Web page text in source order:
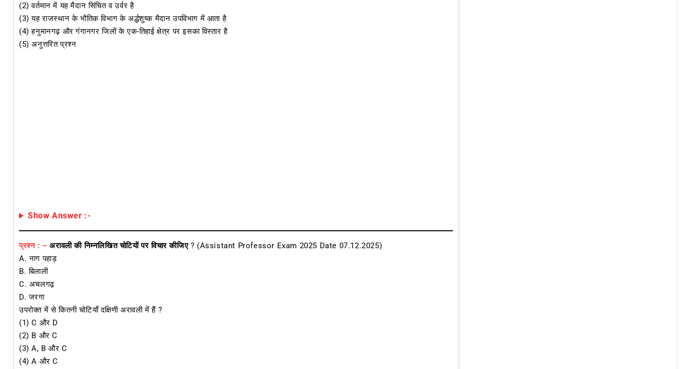
(2) वर्तमान में यह मैदान सिंचित व उर्वर है
(3) यह राजस्थान के भौतिक विभाग के अर्द्धशुष्क मैदान उपविभाग में आता है
(4) हनुमानगढ़ और गंगानगर जिलों के एक-तिहाई क्षेत्र पर इसका विस्तार है
(5) अनुत्तरित प्रश्न
Show Answer :-
प्रश्न : – अरावली की निम्नलिखित चोटियों पर विचार कीजिए? (Assistant Professor Exam 2025 Date 07.12.2025)
A. नाग पहाड़
B. बिलाली
C. अचलगढ़
D. जरगा
उपरोक्त में से कितनी चोटियाँ दक्षिणी अरावली में हैं ?
(1) C और D
(2) B और C
(3) A, B और C
(4) A और C